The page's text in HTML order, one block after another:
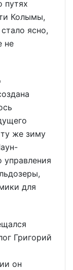
путях
Колымы,
ясно,
не
же зиму
управления
для
Григорий
он